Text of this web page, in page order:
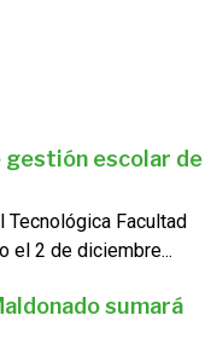
gestión escolar de
Tecnológica Facultad
el 2 de diciembre...
sumará